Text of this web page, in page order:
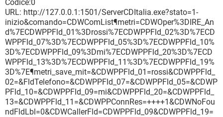
Codice:0
URL: http://127.0.0.1:1501/ServerCDItalia.exe?stato=1-
inizio&comando=CDWComList¶metri=CDWOper%3DIRE_An
d%7ECDWPPFld_01%3Drossi%7ECDWPPFld_02%3D%7ECD
WPPFld_07%3D%7ECDWPPFld_05%3D%7ECDWPPFld_10%
3D%7ECDWPPFld_09%3Dmi%7ECDWPPFld_20%3D%7ECD
WPPFld_13%3D%7ECDWPPFld_11%3D%7ECDWPPFld_19%
3D%7E¶metri_save_mit=&CDWPPFld_01=rossi&CDWPPFld_
02=&FldTelefono=&CDWPPFld_07=&CDWPPFld_05=&CDWP
PFld_10=&CDWPPFld_09=mi&CDWPPFld_20=&CDWPPFld_
13=&CDWPPFld_11=&CDWPPConnRes=++++1&CDWNoFou
ndFldLbl=0&CDWCallerFld=CDWPPFld_09&CDWPPFld_19=